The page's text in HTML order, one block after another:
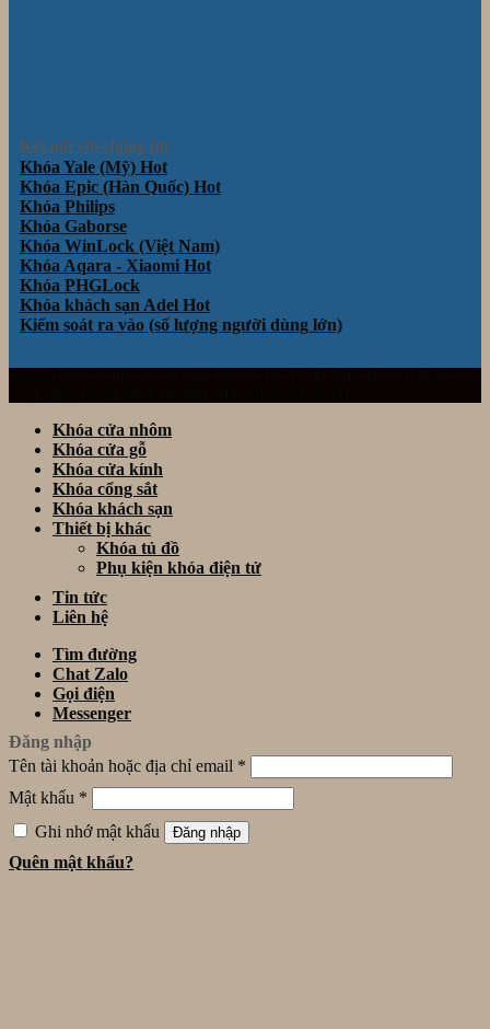
Kết nối với chúng tôi
Khóa Yale (Mỹ)
Khóa Epic (Hàn Quốc)
Khóa Philips
Khóa Gaborse
Khóa WinLock (Việt Nam)
Khóa Aqara - Xiaomi
Khóa PHGLock
Khóa khách sạn Adel
Kiểm soát ra vào (số lượng người dùng lớn)
Khóa cửa nhôm
Khóa cửa gỗ
Khóa cửa kính
Khóa cổng sắt
Khóa khách sạn
Thiết bị khác
Khóa tủ đồ
Phụ kiện khóa điện tử
Tin tức
Liên hệ
Tìm đường
Chat Zalo
Gọi điện
Messenger
Đăng nhập
Tên tài khoản hoặc địa chỉ email *
Mật khẩu *
Ghi nhớ mật khẩu
Đăng nhập
Quên mật khẩu?